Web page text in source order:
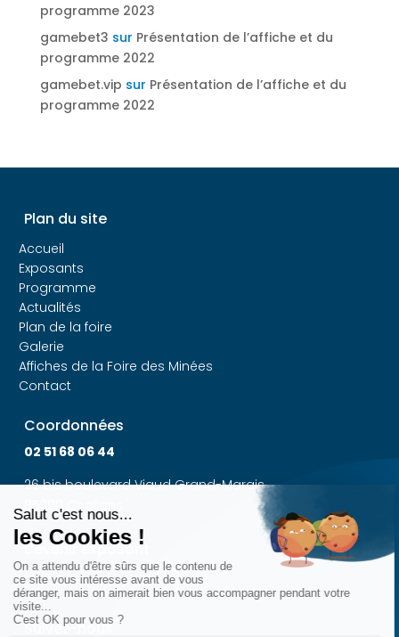
programme 2023
gamebet3 sur Présentation de l’affiche et du
programme 2022
gamebet.vip sur Présentation de l’affiche et du
programme 2022
Plan du site
Accueil
Exposants
Programme
Actualités
Plan de la foire
Galerie
Affiches de la Foire des Minées
Contact
Coordonnées
02 51 68 06 44
26 bis boulevard Viaud Grand-Marais
85300 Challans
Devenir exposant
Dossier d'Admission
Suivez-nous